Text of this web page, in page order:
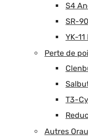
S4
SR-
YK-
Perte de
T3-
Autres